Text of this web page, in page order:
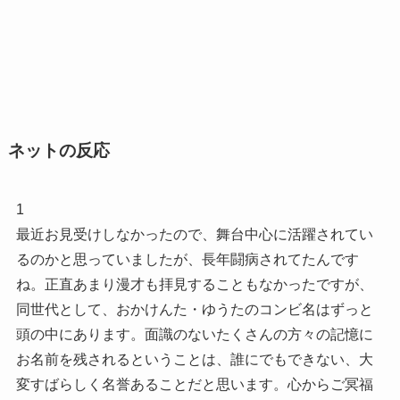
ネットの反応
1
最近お見受けしなかったので、舞台中心に活躍されてい
るのかと思っていましたが、長年闘病されてたんです
ね。正直あまり漫才も拝見することもなかったですが、
同世代として、おかけんた・ゆうたのコンビ名はずっと
頭の中にあります。面識のないたくさんの方々の記憶に
お名前を残されるということは、誰にでもできない、大
変すばらしく名誉あることだと思います。心からご冥福